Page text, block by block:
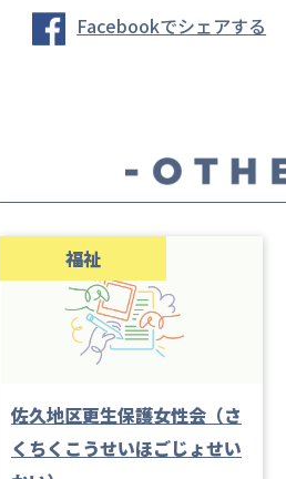
Facebookでシェアする
福祉
佐久地区更生保護女性会（さ
くちくこうせいほごじょせい